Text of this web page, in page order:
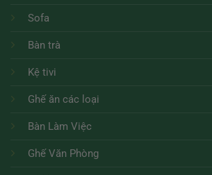
Sofa
Bàn trà
Kệ tivi
Ghế ăn các loại
Bàn Làm Việc
Ghế Văn Phòng